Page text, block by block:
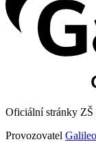
Oficiální stránky
Provozovatel